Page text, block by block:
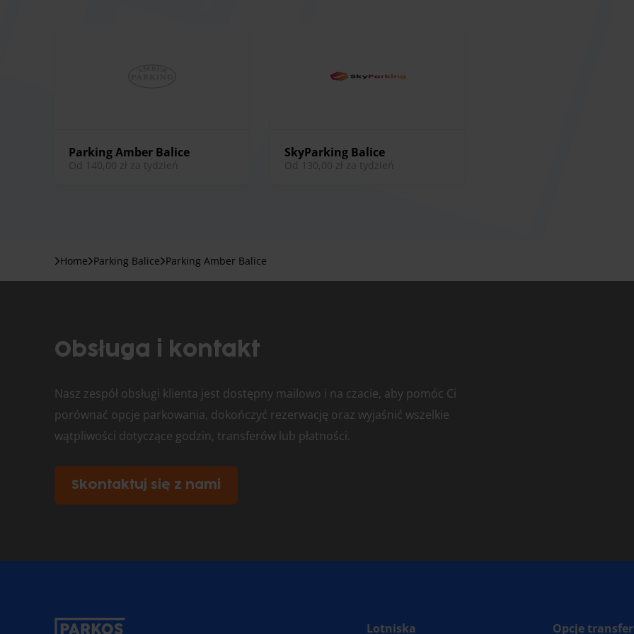
Parking Amber Balice
od 140,00 zł za tydzień
SkyParking Balice
od 130,00 zł za tydzień
Home Parking Balice Parking Amber Balice
Obsługa i kontakt
Nasz zespół obsługi klienta jest dostępny mailowo i na czacie, aby pomóc Ci
porównać opcje parkowania, dokończyć rezerwację oraz wyjaśnić wszelkie
wątpliwości dotyczące godzin, transferów lub płatności.
Skontaktuj się z nami
Lotniska Opcje